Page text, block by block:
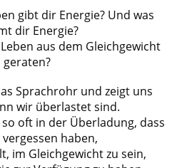
gibt dir Energie? Und was
dir Energie?
aus dem Gleichgewicht
geraten?
Sprachrohr und zeigt uns
wir überlastet sind.
oft in der Überladung, dass
vergessen haben,
im Gleichgewicht zu sein,